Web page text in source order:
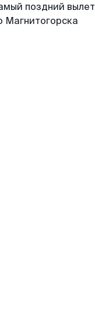
поздний вылет
Магнитогорска